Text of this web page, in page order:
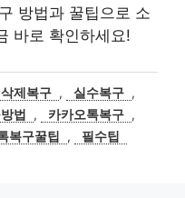
방법과 꿀팁으로 소
바로 확인하세요!
삭제복구 , 실수복구 ,
법 , 카카오톡복구 ,
복구꿀팁 , 필수팁